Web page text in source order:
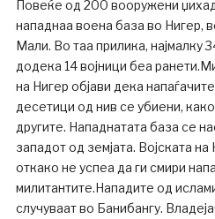
Повеќе од 200 вооружени
нападнаа воена база во Нигер,
Мали. Во таа прилика, најмалку
додека 14 војници беа
на Нигер објави дека
десетици од нив се убиени,
другите. Нападнатата база се
западот од земјата. Војската
откако не успеа да ги смири
милитантите.Нападите од
случуваат во Банибангу.